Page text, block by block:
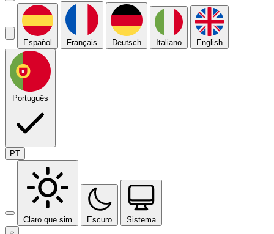
Español Français Deutsch Italiano English
Português
PT
Claro que sim Escuro Sistema